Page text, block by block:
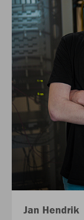
Jan Hendrik